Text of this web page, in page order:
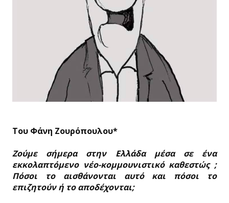
Του Φάνη Ζουρόπουλου*
Ζούμε σήμερα στην Ελλάδα μέσα σε ένα
εκκολαπτόμενο νέο-κομμουνιστικό καθεστώς ;
Πόσοι το αισθάνονται αυτό και πόσοι το
επιζητούν ή το αποδέχονται;